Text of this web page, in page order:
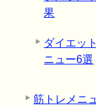
果
ダイエッ
ニュー6選
筋トレメニ